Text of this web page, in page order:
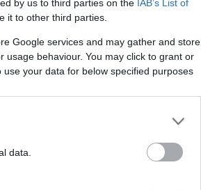
by us to third parties on the IAB’s List of
it to other third parties.
Google services and may gather and store
usage behaviour. You may click to grant or
your data for below specified purposes
data.
Μαρτίου